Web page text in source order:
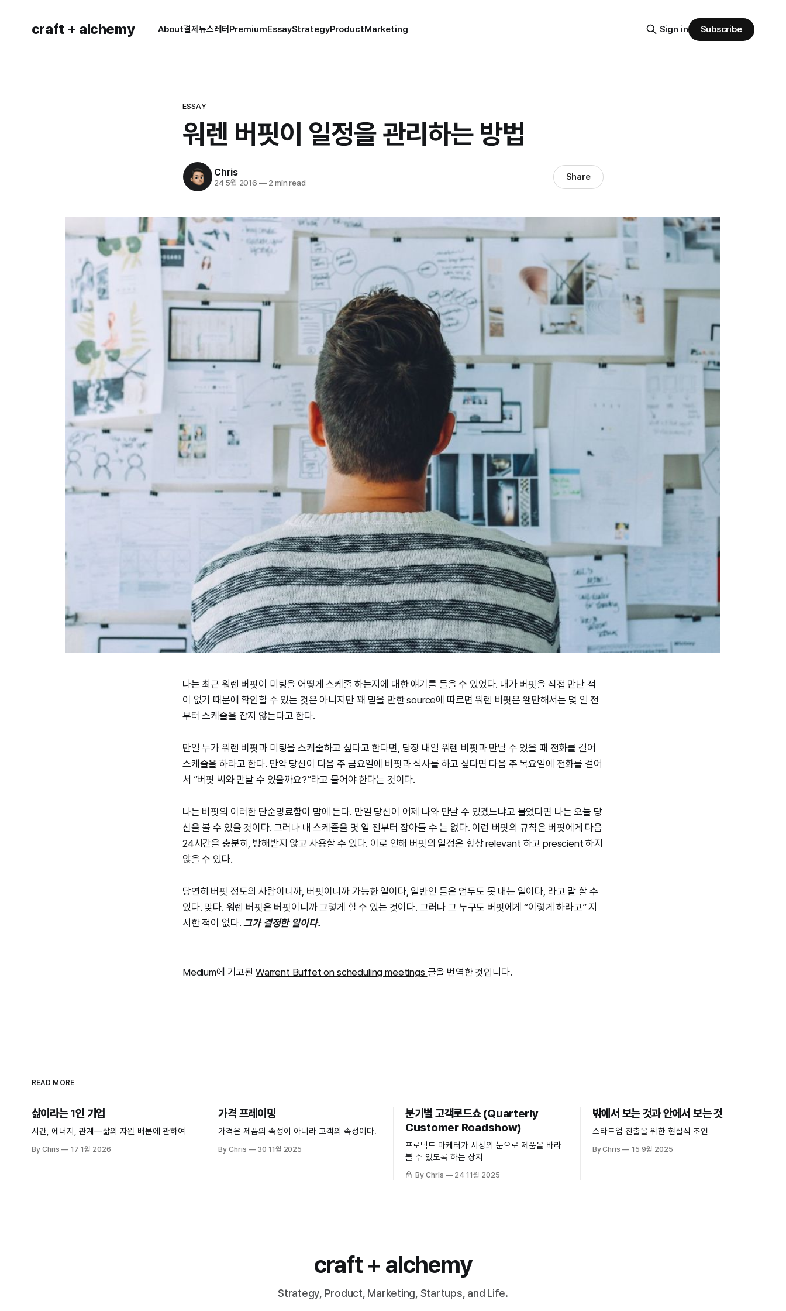
craft + alchemy About결제뉴스레터 PremiumEssayStrategyProductMarketing Sign in Subscribe
ESSAY
워렌 버핏이 일정을 관리하는 방법
Chris
24 5월 2016 — 2 min read
Share
나는 최근 워렌 버핏이 미팅을 어떻게 스케줄 하는지에 대한 얘기를 들을 수 있었다. 내가 버핏을 직접 만난 적
이 없기 때문에 확인할 수 있는 것은 아니지만 꽤 믿을 만한 source에 따르면 워렌 버핏은 왠만해서는 몇 일 전
부터 스케줄을 잡지 않는다고 한다.
만일 누가 워렌 버핏과 미팅을 스케줄하고 싶다고 한다면, 당장 내일 워렌 버핏과 만날 수 있을 때 전화를 걸어
스케줄을 하라고 한다. 만약 당신이 다음 주 금요일에 버핏과 식사를 하고 싶다면 다음 주 목요일에 전화를 걸어
서 “버핏 씨와 만날 수 있을까요?”라고 물어야 한다는 것이다.
나는 버핏의 이러한 단순명료함이 맘에 든다. 만일 당신이 어제 나와 만날 수 있겠느냐고 물었다면 나는 오늘 당
신을 볼 수 있을 것이다. 그러나 내 스케줄을 몇 일 전부터 잡아둘 수 는 없다. 이런 버핏의 규칙은 버핏에게 다음
24시간을 충분히, 방해받지 않고 사용할 수 있다. 이로 인해 버핏의 일정은 항상 relevant 하고 prescient 하지
않을 수 있다.
당연히 버핏 정도의 사람이니까, 버핏이니까 가능한 일이다, 일반인 들은 엄두도 못 내는 일이다, 라고 말 할 수
있다. 맞다. 워렌 버핏은 버핏이니까 그렇게 할 수 있는 것이다. 그러나 그 누구도 버핏에게 “이렇게 하라고” 지
시한 적이 없다.그가 결정한 일이다.
Medium에 기고된 Warrent Buffet on scheduling meetings 글을 번역한 것입니다.
READ MORE
삶이라는 1인 기업
시간, 에너지, 관계—삶의 자원 배분에 관하여
By Chris 17 1월 2026
가격 프레이밍
가격은 제품의 속성이 아니라 고객의 속성이다.
By Chris 30 11월 2025
분기별 고객로드쇼 (Quarterly
Customer Roadshow)
프로덕트 마케터가 시장의 눈으로 제품을 바라
볼 수 있도록 하는 장치
By Chris 24 11월 2025
밖에서 보는 것과 안에서 보는 것
스타트업 진출을 위한 현실적 조언
By Chris 15 9월 2025
craft + alchemy
Strategy, Product, Marketing, Startups, and Life.